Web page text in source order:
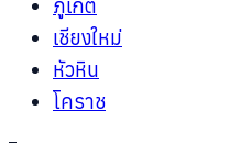
ภูเก็ต
เชียงใหม่
หัวหิน
โคราช